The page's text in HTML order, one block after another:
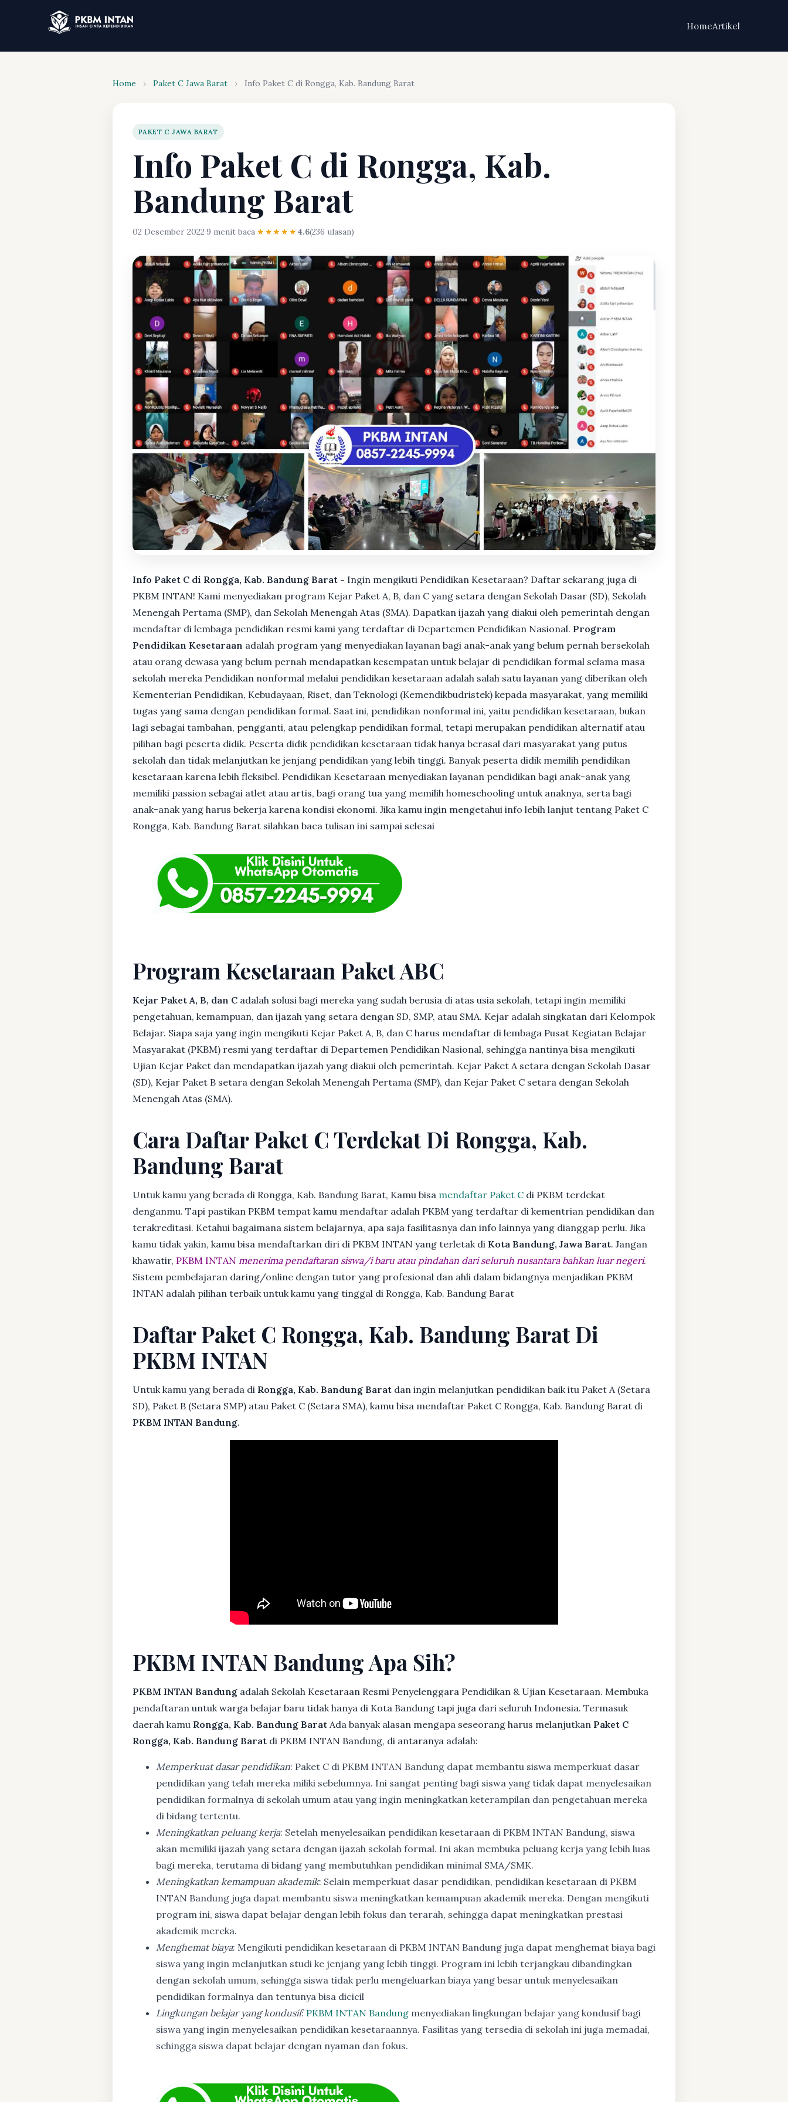
HomeArtikel
Home › Paket C Jawa Barat › Info Paket C di Rongga, Kab. Bandung Barat
PAKET C JAWA BARAT
Info Paket C di Rongga, Kab.
Bandung Barat
02 Desember 2022·9 menit baca·★★★★★4.6(236 ulasan)
Info Paket C di Rongga, Kab. Bandung Barat - Ingin mengikuti Pendidikan Kesetaraan? Daftar sekarang juga di
PKBM INTAN! Kami menyediakan program Kejar Paket A, B, dan C yang setara dengan Sekolah Dasar (SD), Sekolah
Menengah Pertama (SMP), dan Sekolah Menengah Atas (SMA). Dapatkan ijazah yang diakui oleh pemerintah dengan
mendaftar di lembaga pendidikan resmi kami yang terdaftar di Departemen Pendidikan Nasional. Program
Pendidikan Kesetaraan adalah program yang menyediakan layanan bagi anak-anak yang belum pernah bersekolah
atau orang dewasa yang belum pernah mendapatkan kesempatan untuk belajar di pendidikan formal selama masa
sekolah mereka Pendidikan nonformal melalui pendidikan kesetaraan adalah salah satu layanan yang diberikan oleh
Kementerian Pendidikan, Kebudayaan, Riset, dan Teknologi (Kemendikbudristek) kepada masyarakat, yang memiliki
tugas yang sama dengan pendidikan formal. Saat ini, pendidikan nonformal ini, yaitu pendidikan kesetaraan, bukan
lagi sebagai tambahan, pengganti, atau pelengkap pendidikan formal, tetapi merupakan pendidikan alternatif atau
pilihan bagi peserta didik. Peserta didik pendidikan kesetaraan tidak hanya berasal dari masyarakat yang putus
sekolah dan tidak melanjutkan ke jenjang pendidikan yang lebih tinggi. Banyak peserta didik memilih pendidikan
kesetaraan karena lebih fleksibel. Pendidikan Kesetaraan menyediakan layanan pendidikan bagi anak-anak yang
memiliki passion sebagai atlet atau artis, bagi orang tua yang memilih homeschooling untuk anaknya, serta bagi
anak-anak yang harus bekerja karena kondisi ekonomi. Jika kamu ingin mengetahui info lebih lanjut tentang Paket C
Rongga, Kab. Bandung Barat silahkan baca tulisan ini sampai selesai
Program Kesetaraan Paket ABC
Kejar Paket A, B, dan C adalah solusi bagi mereka yang sudah berusia di atas usia sekolah, tetapi ingin memiliki
pengetahuan, kemampuan, dan ijazah yang setara dengan SD, SMP, atau SMA. Kejar adalah singkatan dari Kelompok
Belajar. Siapa saja yang ingin mengikuti Kejar Paket A, B, dan C harus mendaftar di lembaga Pusat Kegiatan Belajar
Masyarakat (PKBM) resmi yang terdaftar di Departemen Pendidikan Nasional, sehingga nantinya bisa mengikuti
Ujian Kejar Paket dan mendapatkan ijazah yang diakui oleh pemerintah. Kejar Paket A setara dengan Sekolah Dasar
(SD), Kejar Paket B setara dengan Sekolah Menengah Pertama (SMP), dan Kejar Paket C setara dengan Sekolah
Menengah Atas (SMA).
Cara Daftar Paket C Terdekat Di Rongga, Kab.
Bandung Barat
Untuk kamu yang berada di Rongga, Kab. Bandung Barat, Kamu bisa mendaftar Paket C di PKBM terdekat
denganmu. Tapi pastikan PKBM tempat kamu mendaftar adalah PKBM yang terdaftar di kementrian pendidikan dan
terakreditasi. Ketahui bagaimana sistem belajarnya, apa saja fasilitasnya dan info lainnya yang dianggap perlu. Jika
kamu tidak yakin, kamu bisa mendaftarkan diri di PKBM INTAN yang terletak di Kota Bandung, Jawa Barat. Jangan
khawatir, PKBM INTAN menerima pendaftaran siswa/i baru atau pindahan dari seluruh nusantara bahkan luar negeri.
Sistem pembelajaran daring/online dengan tutor yang profesional dan ahli dalam bidangnya menjadikan PKBM
INTAN adalah pilihan terbaik untuk kamu yang tinggal di Rongga, Kab. Bandung Barat
Daftar Paket C Rongga, Kab. Bandung Barat Di
PKBM INTAN
Untuk kamu yang berada di Rongga, Kab. Bandung Barat dan ingin melanjutkan pendidikan baik itu Paket A (Setara
SD), Paket B (Setara SMP) atau Paket C (Setara SMA), kamu bisa mendaftar Paket C Rongga, Kab. Bandung Barat di
PKBM INTAN Bandung.
PKBM INTAN Bandung Apa Sih?
PKBM INTAN Bandung adalah Sekolah Kesetaraan Resmi Penyelenggara Pendidikan & Ujian Kesetaraan. Membuka
pendaftaran untuk warga belajar baru tidak hanya di Kota Bandung tapi juga dari seluruh Indonesia. Termasuk
daerah kamu Rongga, Kab. Bandung Barat Ada banyak alasan mengapa seseorang harus melanjutkan Paket C
Rongga, Kab. Bandung Barat di PKBM INTAN Bandung, di antaranya adalah:
Memperkuat dasar pendidikan: Paket C di PKBM INTAN Bandung dapat membantu siswa memperkuat dasar
pendidikan yang telah mereka miliki sebelumnya. Ini sangat penting bagi siswa yang tidak dapat menyelesaikan
pendidikan formalnya di sekolah umum atau yang ingin meningkatkan keterampilan dan pengetahuan mereka
di bidang tertentu.
Meningkatkan peluang kerja: Setelah menyelesaikan pendidikan kesetaraan di PKBM INTAN Bandung, siswa
akan memiliki ijazah yang setara dengan ijazah sekolah formal. Ini akan membuka peluang kerja yang lebih luas
bagi mereka, terutama di bidang yang membutuhkan pendidikan minimal SMA/SMK.
Meningkatkan kemampuan akademik: Selain memperkuat dasar pendidikan, pendidikan kesetaraan di PKBM
INTAN Bandung juga dapat membantu siswa meningkatkan kemampuan akademik mereka. Dengan mengikuti
program ini, siswa dapat belajar dengan lebih fokus dan terarah, sehingga dapat meningkatkan prestasi
akademik mereka.
Menghemat biaya: Mengikuti pendidikan kesetaraan di PKBM INTAN Bandung juga dapat menghemat biaya bagi
siswa yang ingin melanjutkan studi ke jenjang yang lebih tinggi. Program ini lebih terjangkau dibandingkan
dengan sekolah umum, sehingga siswa tidak perlu mengeluarkan biaya yang besar untuk menyelesaikan
pendidikan formalnya dan tentunya bisa dicicil
Lingkungan belajar yang kondusif: PKBM INTAN Bandung menyediakan lingkungan belajar yang kondusif bagi
siswa yang ingin menyelesaikan pendidikan kesetaraannya. Fasilitas yang tersedia di sekolah ini juga memadai,
sehingga siswa dapat belajar dengan nyaman dan fokus.